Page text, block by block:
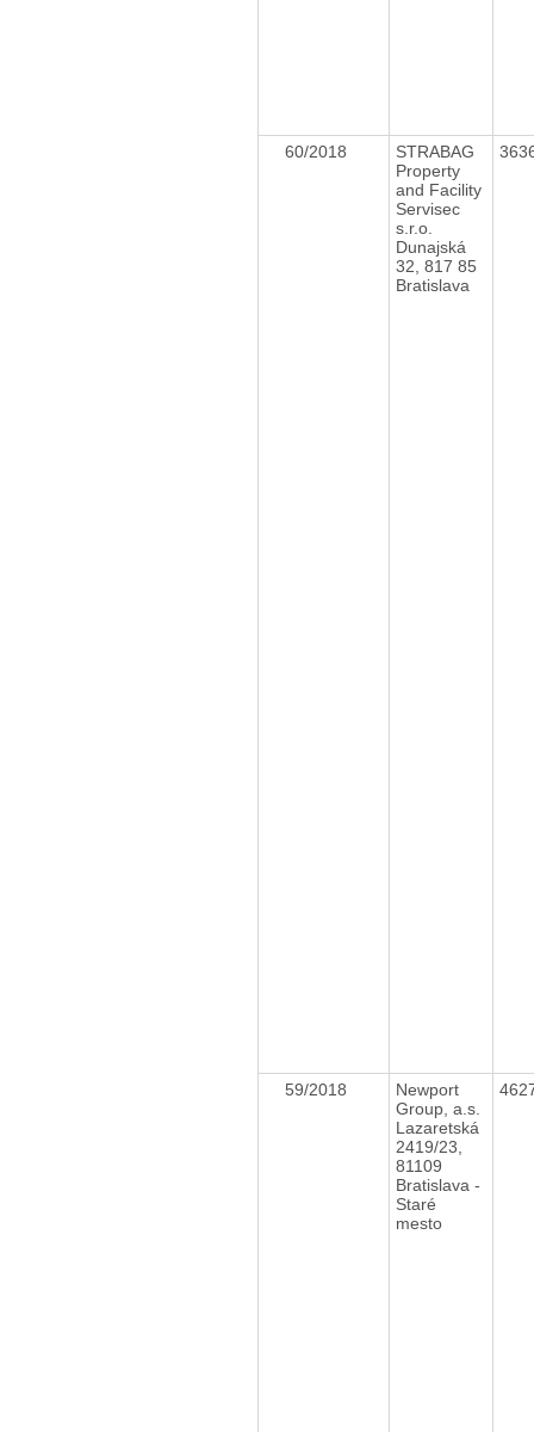
60/2018
STRABAG
Property
and Facility
Servisec
s.r.o.
Dunajská
32, 817 85
Bratislava
59/2018
Newport
Group, a.s.
Lazaretská
2419/23,
81109
Bratislava -
Staré
mesto